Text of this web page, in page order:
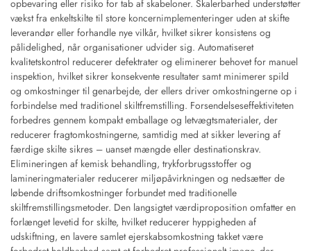
opbevaring eller risiko for tab af skabeloner. Skalerbarhed understøtter
vækst fra enkeltskilte til store koncernimplementeringer uden at skifte
leverandør eller forhandle nye vilkår, hvilket sikrer konsistens og
pålidelighed, når organisationer udvider sig. Automatiseret
kvalitetskontrol reducerer defektrater og eliminerer behovet for manuel
inspektion, hvilket sikrer konsekvente resultater samt minimerer spild
og omkostninger til genarbejde, der ellers driver omkostningerne op i
forbindelse med traditionel skiltfremstilling. Forsendelseseffektiviteten
forbedres gennem kompakt emballage og letvægtsmaterialer, der
reducerer fragtomkostningerne, samtidig med at sikker levering af
færdige skilte sikres – uanset mængde eller destinationskrav.
Elimineringen af kemisk behandling, trykforbrugsstoffer og
lamineringmaterialer reducerer miljøpåvirkningen og nedsætter de
løbende driftsomkostninger forbundet med traditionelle
skiltfremstillingsmetoder. Den langsigtet værdiproposition omfatter en
forlænget levetid for skilte, hvilket reducerer hyppigheden af
udskiftning, en lavere samlet ejerskabsomkostning takket være